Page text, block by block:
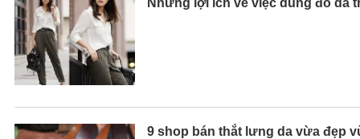
9 shop bán thắt lưng da vừa đẹp